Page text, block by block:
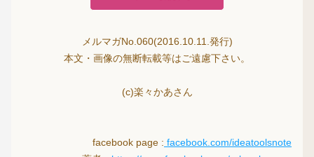
メルマガNo.060(2016.10.11.発行)
本文・画像の無断転載等はご遠慮下さい。
(c)楽々かあさん
facebook page : facebook.com/ideatoolsnote